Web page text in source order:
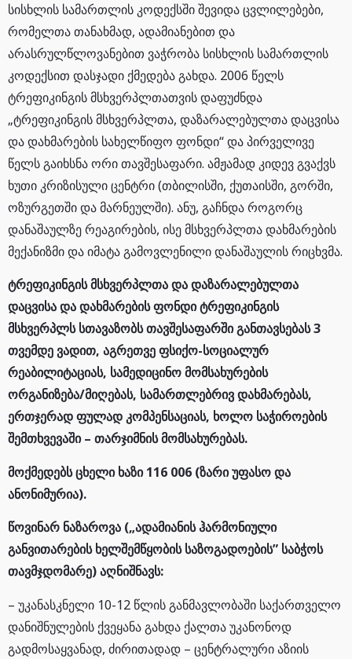
სისხლის სამართლის კოდექსში შევიდა ცვლილებები,
რომელთა თანახმად, ადამიანებით და
არასრულწლოვანებით ვაჭრობა სისხლის სამართლის
კოდექსით დასჯადი ქმედება გახდა. 2006 წელს
ტრეფიკინგის მსხვერპლთათვის დაფუძნდა
„ტრეფიკინგის მსხვერპლთა, დაზარალებულთა დაცვისა
და დახმარების სახელწიფო ფონდი“ და პირველივე
წელს გაიხსნა ორი თავშესაფარი. ამჟამად კიდევ გვაქვს
ხუთი კრიზისული ცენტრი (თბილისში, ქუთაისში, გორში,
ოზურგეთში და მარნეულში). ანუ, გაჩნდა როგორც
დანაშაულზე რეაგირების, ისე მსხვერპლთა დახმარების
მექანიზმი და იმატა გამოვლენილი დანაშაულის რიცხვმა.
ტრეფიკინგის მსხვერპლთა და დაზარალებულთა
დაცვისა და დახმარების ფონდი ტრეფიკინგის
მსხვერპლს სთავაზობს თავშესაფარში განთავსებას 3
თვემდე ვადით, აგრეთვე ფსიქო-სოციალურ
რეაბილიტაციას, სამედიცინო მომსახურების
ორგანიზება/მიღებას, სამართლებრივ დახმარებას,
ერთჯერად ფულად კომპენსაციას, ხოლო საჭიროების
შემთხვევაში – თარჯიმნის მომსახურებას.
მოქმედებს ცხელი ხაზი 116 006 (ზარი უფასო და
ანონიმურია).
წოვინარ ნაზაროვა („ადამიანის ჰარმონიული
განვითარების ხელშემწყობის საზოგადოების” საბჭოს
თავმჯდომარე) აღნიშნავს:
– უკანასკნელი 10-12 წლის განმავლობაში საქართველო
დანიშნულების ქვეყანა გახდა ქალთა უკანონოდ
გადმოსაყვანად, ძირითადად – ცენტრალური აზიის